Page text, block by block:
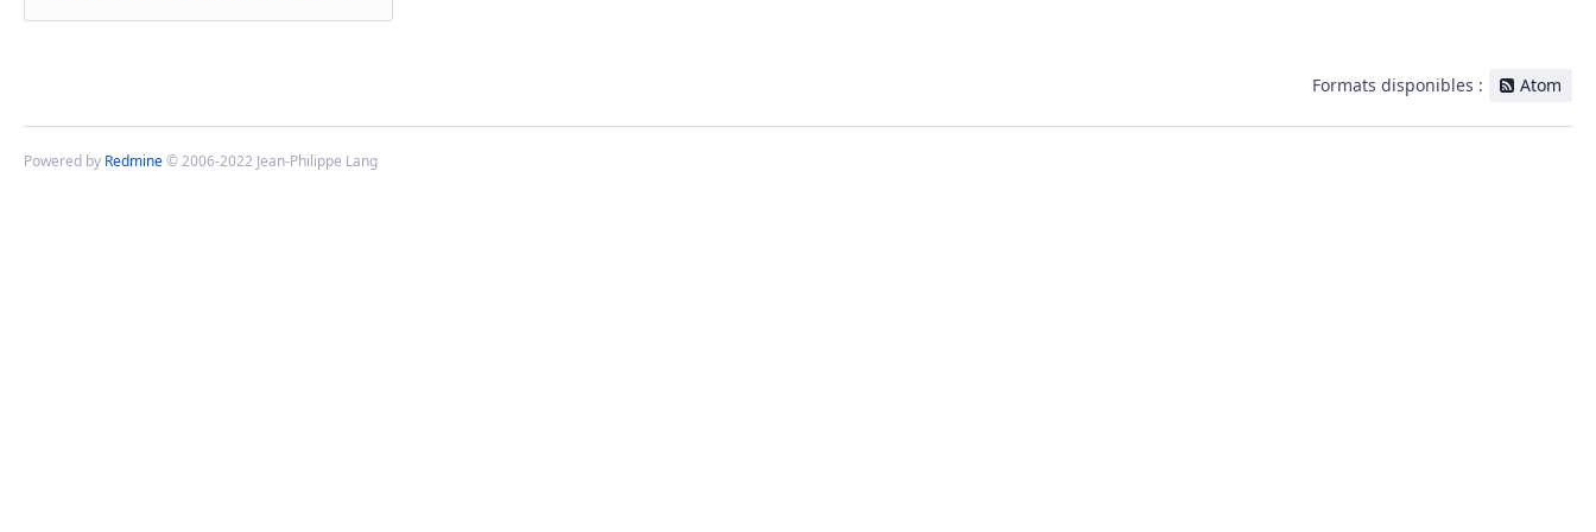
Formats disponibles : Atom
Powered by Redmine© 2006-2022 Jean-Philippe Lang